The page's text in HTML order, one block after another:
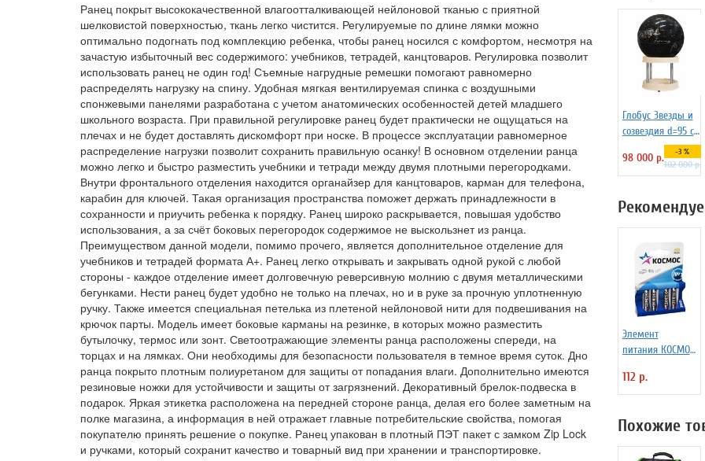
Ранец покрыт высококачественной влагоотталкивающей нейлоновой тканью с приятной
шелковистой поверхностью, ткань легко чистится. Регулируемые по длине лямки можно
оптимально подогнать под комплекцию ребенка, чтобы ранец носился с комфортом, несмотря на
зачастую избыточный вес содержимого: учебников, тетрадей, канцтоваров. Регулировка позволит
использовать ранец не один год! Съемные нагрудные ремешки помогают равномерно
распределять нагрузку на спину. Удобная мягкая вентилируемая спинка с воздушными
спонжевыми панелями разработана с учетом анатомических особенностей детей младшего
школьного возраста. При правильной регулировке ранец будет практически не ощущаться на
плечах и не будет доставлять дискомфорт при носке. В процессе эксплуатации равномерное
распределение нагрузки позволит сохранить правильную осанку! В основном отделении ранца
можно легко и быстро разместить учебники и тетради между двумя плотными перегородками.
Внутри фронтального отделения находится органайзер для канцтоваров, карман для телефона,
карабин для ключей. Такая организация пространства поможет держать принадлежности в
сохранности и приучить ребенка к порядку. Ранец широко раскрывается, повышая удобство
использования, а за счёт боковых перегородок содержимое не выскользнет из ранца.
Преимуществом данной модели, помимо прочего, является дополнительное отделение для
учебников и тетрадей формата А+. Ранец легко открывать и закрывать одной рукой с любой
стороны - каждое отделение имеет долговечную реверсивную молнию с двумя металлическими
бегунками. Нести ранец будет удобно не только на плечах, но и в руке за прочную уплотненную
ручку. Также имеется специальная петелька из плетеной нейлоновой нити для подвешивания на
крючок парты. Модель имеет боковые карманы на резинке, в которых можно разместить
бутылочку, термос или зонт. Светоотражающие элементы ранца расположены спереди, на
торцах и на лямках. Они необходимы для безопасности пользователя в темное время суток. Дно
ранца покрыто плотным полиуретаном для защиты от попадания влаги. Дополнительно имеются
резиновые ножки для устойчивости и защиты от загрязнений. Декоративный брелок-подвеска в
подарок. Яркая этикетка расположена на передней стороне ранца, делая его более заметным на
полке магазина, а информация в ней отражает главные потребительские свойства, помогая
покупателю принять решение о покупке. Ранец упакован в плотный ПЭТ пакет с замком Zip Lock
и ручками, который сохранит качество и товарный вид при хранении и транспортировке.
Глобус Звезды и
созвездия d=95 см
на пластиковой
подставке Зодиак
плюс, арт. 227732
98 000 р. -3 %
102 000 р.
Элемент
питания КОСМОС
пальчиковые, 4
шт.)
112 р.
Похожие